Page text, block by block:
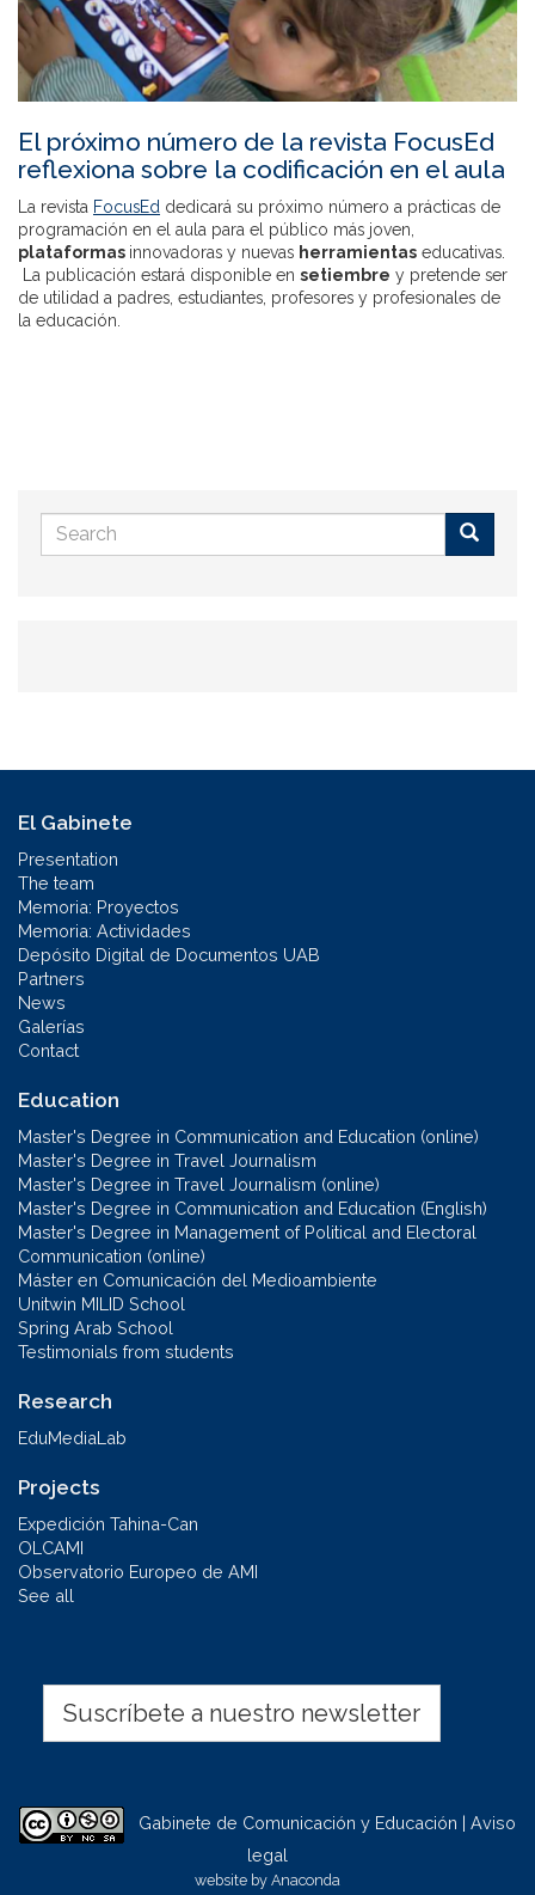
El próximo número de la revista FocusEd
reflexiona sobre la codificación en el aula
La revista FocusEd dedicará su próximo número a prácticas de
programación en el aula para el público más joven,
plataformas innovadoras y nuevas herramientas educativas.
La publicación estará disponible en setiembre y pretende ser
de utilidad a padres, estudiantes, profesores y profesionales de
la educación.
Search
form
El Gabinete
Presentation
The team
Memoria: Proyectos
Memoria: Actividades
Depósito Digital de Documentos UAB
Partners
News
Galerías
Contact
Education
Master's Degree in Communication and Education (online)
Master's Degree in Travel Journalism
Master's Degree in Travel Journalism (online)
Master's Degree in Communication and Education (English)
Master's Degree in Management of Political and Electoral
Communication (online)
Máster en Comunicación del Medioambiente
Unitwin MILID School
Spring Arab School
Testimonials from students
Research
EduMediaLab
Projects
Expedición Tahina-Can
OLCAMI
Observatorio Europeo de AMI
See all
Suscríbete a nuestro newsletter
Gabinete de Comunicación y Educación | Aviso
legal
website by Anaconda